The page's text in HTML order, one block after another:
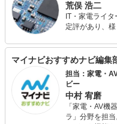
荒俣 浩二
IT・家電ライ
定評があり、
るのも大好き
てしまう傾向が
マイナビおすすめナビ編集
担当：家電・
ビー
中村 宥磨
「家電・AV機
ラ」分野を担